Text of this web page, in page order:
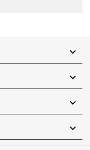



